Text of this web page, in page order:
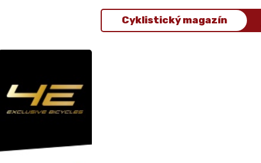
Cyklistický magazín